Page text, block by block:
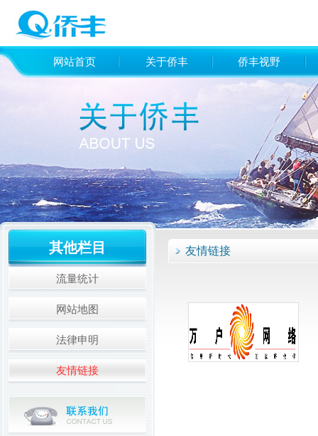
网站首页 关于侨丰 侨丰视野
其他栏目
流量统计
网站地图
法律申明
友情链接
友情链接